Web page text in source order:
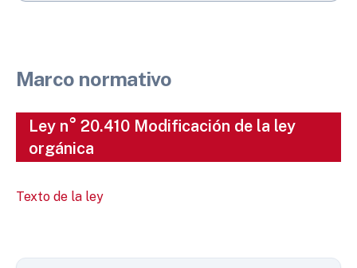
Marco normativo
Ley n° 20.410 Modificación de la ley
orgánica
Texto de la ley